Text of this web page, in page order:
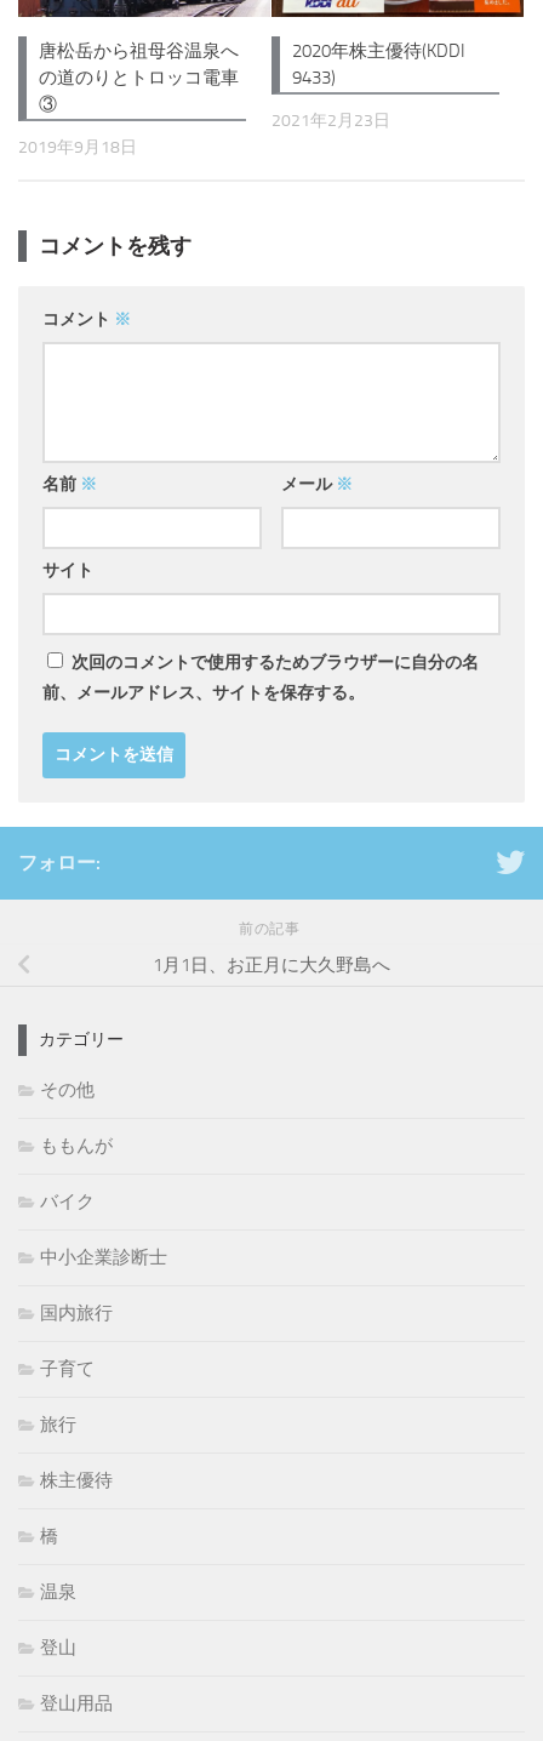
唐松岳から祖母谷温泉へ
の道のりとトロッコ電車
③
2019年9月18日
2020年株主優待(KDDI
9433)
2021年2月23日
コメントを残す
コメント ※
名前 ※ メール ※
サイト
次回のコメントで使用するためブラウザーに自分の名
前、メールアドレス、サイトを保存する。
フォロー:
前の記事
1月1日、お正月に大久野島へ
カテゴリー
その他
ももんが
バイク
中小企業診断士
国内旅行
子育て
旅行
株主優待
橋
温泉
登山
登山用品